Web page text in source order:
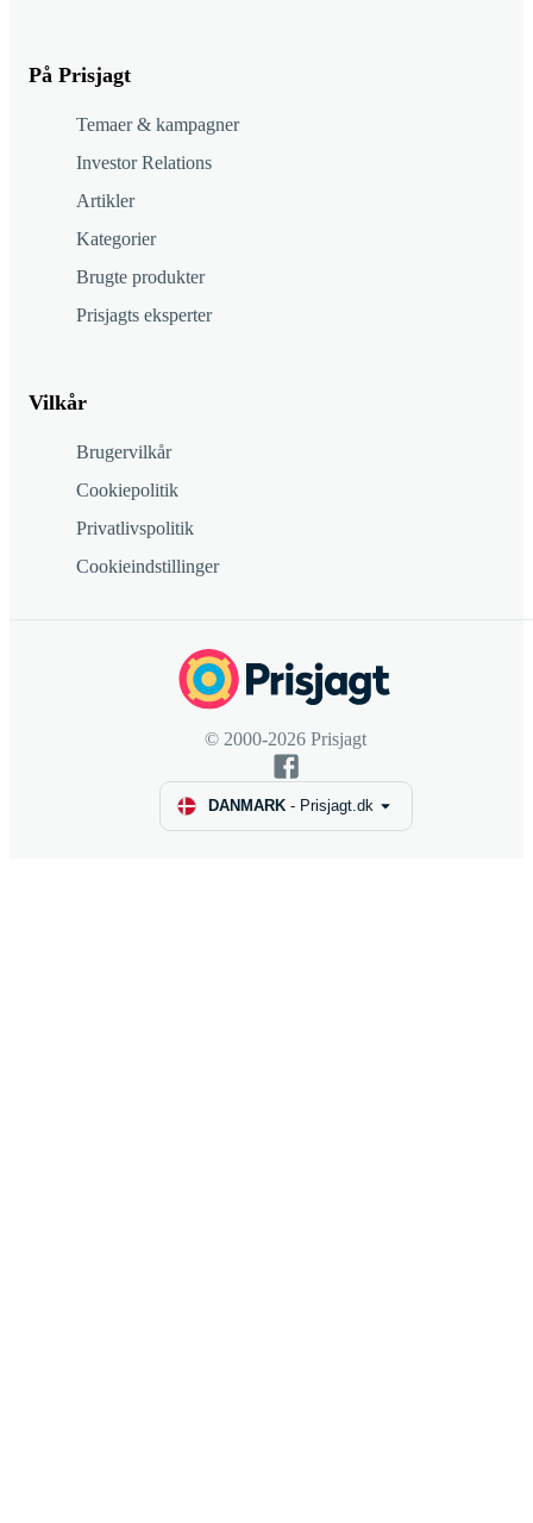
På Prisjagt
Temaer & kampagner
Investor Relations
Artikler
Kategorier
Brugte produkter
Prisjagts eksperter
Vilkår
Brugervilkår
Cookiepolitik
Privatlivspolitik
Cookieindstillinger
© 2000-2026 Prisjagt
DANMARK- Prisjagt.dk